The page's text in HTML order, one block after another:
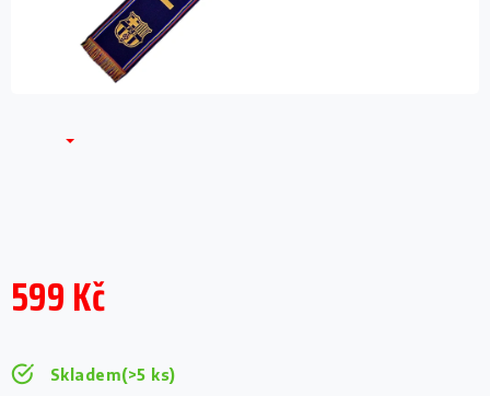
599 Kč
Skladem(>5 ks)